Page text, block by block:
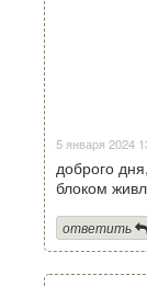
5 января 2024
доброго
блоком
ответить